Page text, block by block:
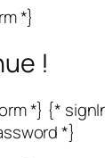
*}
!
*} {*
*}